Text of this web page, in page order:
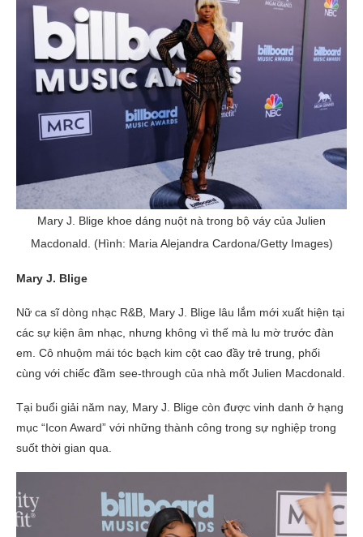
Mary J. Blige khoe dáng nuột nà trong bộ váy của Julien
Macdonald. (Hình: Maria Alejandra Cardona/Getty Images)
Mary J. Blige
Nữ ca sĩ dòng nhạc R&B, Mary J. Blige lâu lắm mới xuất hiện tại
các sự kiện âm nhạc, nhưng không vì thế mà lu mờ trước đàn
em. Cô nhuộm mái tóc bạch kim cột cao đầy trẻ trung, phối
cùng với chiếc đầm see-through của nhà mốt Julien Macdonald.
Tại buổi giải năm nay, Mary J. Blige còn được vinh danh ở hạng
mục “Icon Award” với những thành công trong sự nghiệp trong
suốt thời gian qua.